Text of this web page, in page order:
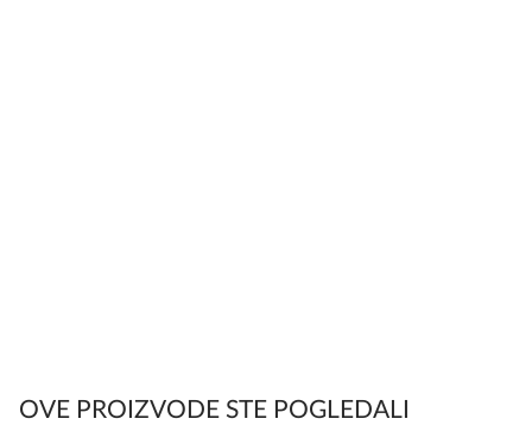
OVE PROIZVODE STE POGLEDALI